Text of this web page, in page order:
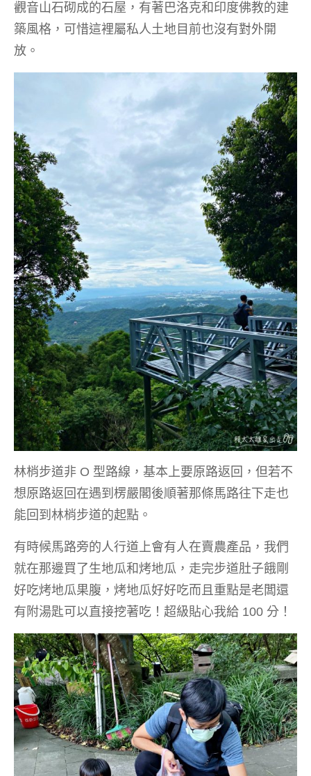
觀音山石砌成的石屋，有著巴洛克和印度佛教的建
築風格，可惜這裡屬私人土地目前也沒有對外開
放。
林梢步道非 O 型路線，基本上要原路返回，但若不
想原路返回在遇到楞嚴閣後順著那條馬路往下走也
能回到林梢步道的起點。
有時候馬路旁的人行道上會有人在賣農產品，我們
就在那邊買了生地瓜和烤地瓜，走完步道肚子餓剛
好吃烤地瓜果腹，烤地瓜好好吃而且重點是老闆還
有附湯匙可以直接挖著吃！超級貼心我給 100 分！